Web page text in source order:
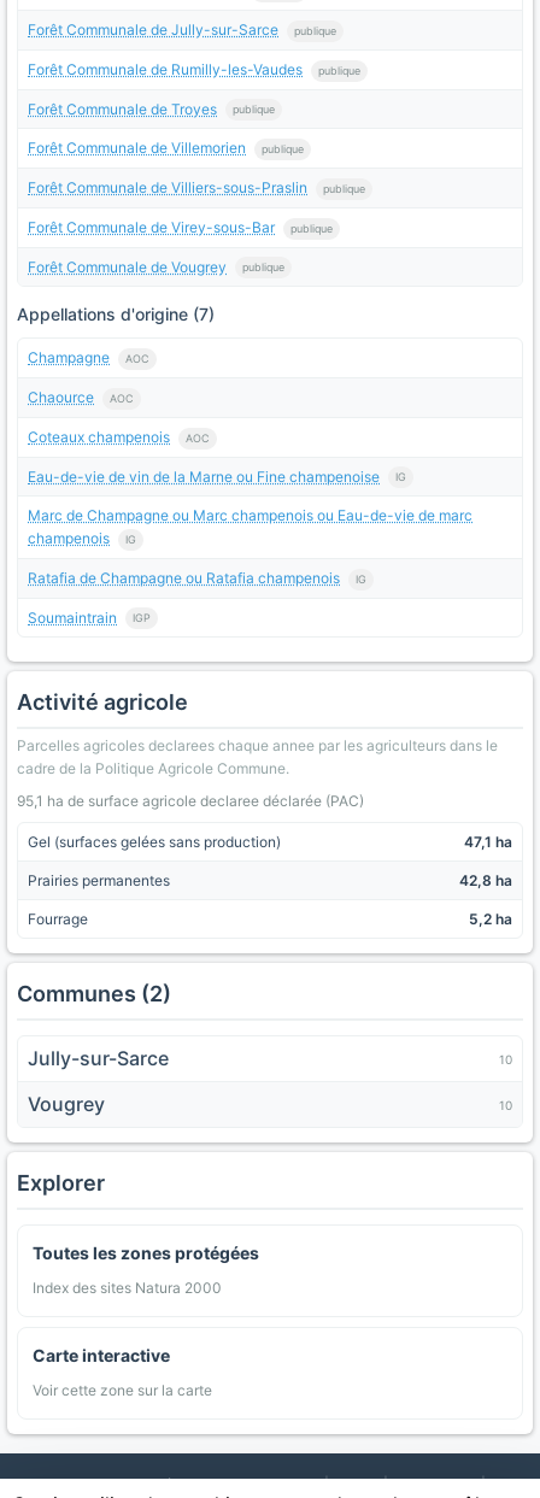
Forêt Communale de Jully-sur-Sarce publique
Forêt Communale de Rumilly-les-Vaudes publique
Forêt Communale de Troyes publique
Forêt Communale de Villemorien publique
Forêt Communale de Villiers-sous-Praslin publique
Forêt Communale de Virey-sous-Bar publique
Forêt Communale de Vougrey publique
Appellations d'origine (7)
Champagne AOC
Chaource AOC
Coteaux champenois AOC
Eau-de-vie de vin de la Marne ou Fine champenoise IG
Marc de Champagne ou Marc champenois ou Eau-de-vie de marc
champenois
IG
Ratafia de Champagne ou Ratafia champenois IG
Soumaintrain IGP
Activité agricole
Parcelles agricoles declarees chaque annee par les agriculteurs dans le
cadre de la Politique Agricole Commune.
95,1 ha de surface agricole declaree déclarée (PAC)
Gel (surfaces gelées sans production) 47,1 ha
Prairies permanentes 42,8 ha
Fourrage 5,2 ha
Communes (2)
Jully-sur-Sarce 10
Vougrey 10
Explorer
Toutes les zones protégées
Index des sites Natura 2000
Carte interactive
Voir cette zone sur la carte
AgriMap — Données agricoles ouvertes | Carte | Communes |